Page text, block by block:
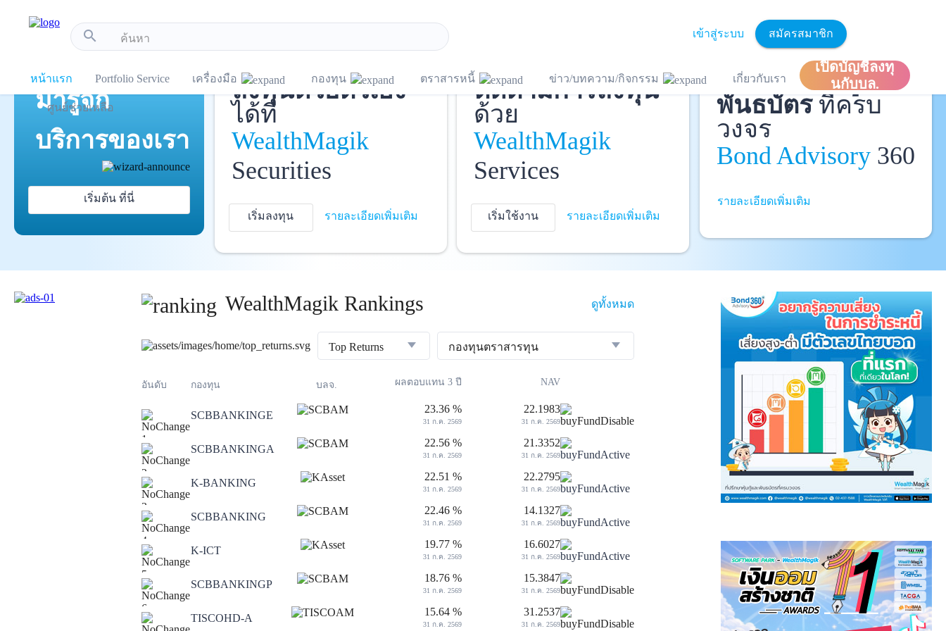
search เข้าสู่ระบบ สมัครสมาชิก
หน้าแรก Portfolio Service เครื่องมือ กองทุน ตราสารหนี้ ข่าว/บทความ/กิจกรรม เกี่ยวกับเรา
ศูนย์ช่วยเหลือ
เปิดบัญชีลงทุ
นกับบล.
มารู้จัก
บริการของเรา
เริ่มต้น ที่นี่
เปิดบัญชี
และ
ลงทุนด้วยตัวเอง
ได้ที่
WealthMagik
Securities
เริ่มลงทุน รายละเอียดเพิ่มเติม
บันทึกพอร์ต
และ
ติดตามการลงทุน
ด้วย
WealthMagik
Services
เริ่มใช้งาน รายละเอียดเพิ่มเติม
ที่ปรึกษาหุ้นกู้และ
พันธบัตรที่ครบ
วงจร
Bond Advisory360
รายละเอียดเพิ่มเติม
WealthMagik Rankings ดูทั้งหมด
Top Returns กองทุนตราสารทุน
อันดับ กองทุน บลจ. ผลตอบแทน 3 ปี NAV
1
SCBBANKINGE
23.36 %
31 ก.ค. 2569
22.1983
31 ก.ค. 2569
2
SCBBANKINGA
22.56 %
31 ก.ค. 2569
21.3352
31 ก.ค. 2569
3
K-BANKING
22.51 %
31 ก.ค. 2569
22.2795
31 ก.ค. 2569
4
SCBBANKING
22.46 %
31 ก.ค. 2569
14.1327
31 ก.ค. 2569
5
K-ICT
19.77 %
31 ก.ค. 2569
16.6027
31 ก.ค. 2569
6
SCBBANKINGP
18.76 %
31 ก.ค. 2569
15.3847
31 ก.ค. 2569
TISCOHD-A
15.64 %
31 ก.ค. 2569
31.2537
31 ก.ค. 2569